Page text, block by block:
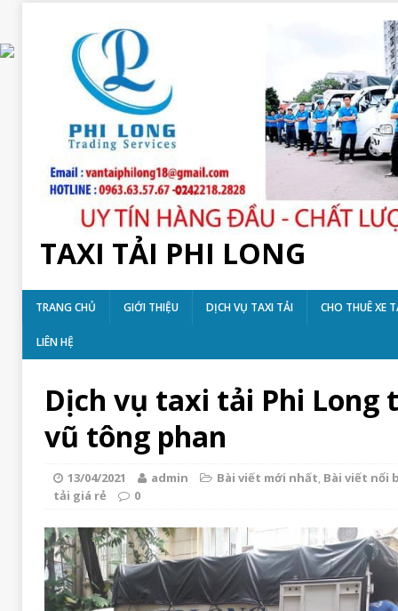
TAXI TẢI PHI LONG
TRANG CHỦ GIỚI THIỆU DỊCH VỤ TAXI TẢI CHO THUÊ XE
LIÊN HỆ
Dịch vụ taxi tải Phi Long
vũ tông phan
13/04/2021 admin Bài viết mới nhất, Bài viết nổi
tải giá rẻ
0